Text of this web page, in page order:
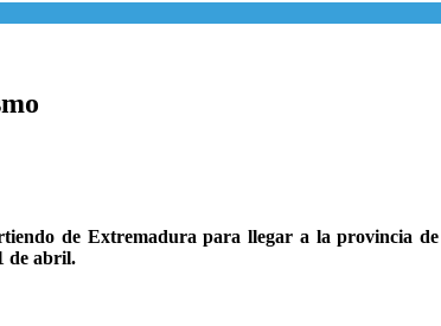
de Extremadura para llegar a la provincia
de abril.